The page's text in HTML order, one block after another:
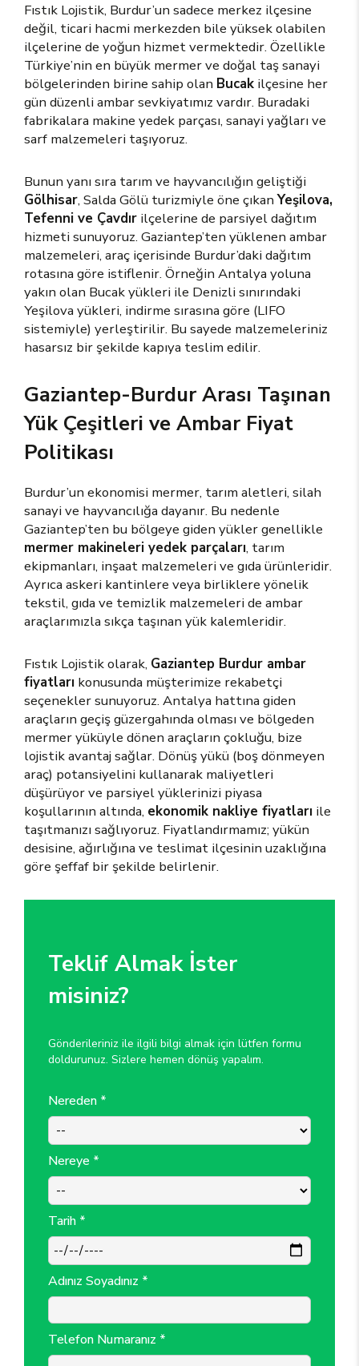
Fıstık Lojistik, Burdur’un sadece merkez ilçesine
değil, ticari hacmi merkezden bile yüksek olabilen
ilçelerine de yoğun hizmet vermektedir. Özellikle
Türkiye’nin en büyük mermer ve doğal taş sanayi
bölgelerinden birine sahip olan Bucak ilçesine her
gün düzenli ambar sevkiyatımız vardır. Buradaki
fabrikalara makine yedek parçası, sanayi yağları ve
sarf malzemeleri taşıyoruz.
Bunun yanı sıra tarım ve hayvancılığın geliştiği
Gölhisar, Salda Gölü turizmiyle öne çıkanYeşilova,
Tefenni ve Çavdır ilçelerine de parsiyel dağıtım
hizmeti sunuyoruz. Gaziantep’ten yüklenen ambar
malzemeleri, araç içerisinde Burdur’daki dağıtım
rotasına göre istiflenir. Örneğin Antalya yoluna
yakın olan Bucak yükleri ile Denizli sınırındaki
Yeşilova yükleri, indirme sırasına göre (LIFO
sistemiyle) yerleştirilir. Bu sayede malzemeleriniz
hasarsız bir şekilde kapıya teslim edilir.
Gaziantep-Burdur Arası Taşınan
Yük Çeşitleri ve Ambar Fiyat
Politikası
Burdur’un ekonomisi mermer, tarım aletleri, silah
sanayi ve hayvancılığa dayanır. Bu nedenle
Gaziantep’ten bu bölgeye giden yükler genellikle
mermer makineleri yedek parçaları, tarım
ekipmanları, inşaat malzemeleri ve gıda ürünleridir.
Ayrıca askeri kantinlere veya birliklere yönelik
tekstil, gıda ve temizlik malzemeleri de ambar
araçlarımızla sıkça taşınan yük kalemleridir.
Fıstık Lojistik olarak, Gaziantep Burdur ambar
fiyatları konusunda müşterimize rekabetçi
seçenekler sunuyoruz. Antalya hattına giden
araçların geçiş güzergahında olması ve bölgeden
mermer yüküyle dönen araçların çokluğu, bize
lojistik avantaj sağlar. Dönüş yükü (boş dönmeyen
araç) potansiyelini kullanarak maliyetleri
düşürüyor ve parsiyel yüklerinizi piyasa
koşullarının altında, ekonomik nakliye fiyatları ile
taşıtmanızı sağlıyoruz. Fiyatlandırmamız; yükün
desisine, ağırlığına ve teslimat ilçesinin uzaklığına
göre şeffaf bir şekilde belirlenir.
Teklif Almak İster
misiniz?
Gönderileriniz ile ilgili bilgi almak için lütfen formu
doldurunuz. Sizlere hemen dönüş yapalım.
Nereden *
Nereye *
Tarih *
Adınız Soyadınız *
Telefon Numaranız *